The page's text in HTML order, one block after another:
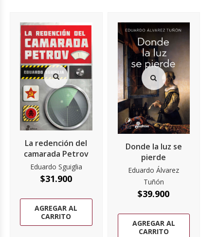
La redención del
camarada Petrov
Eduardo Sguiglia
$31.900
AGREGAR AL
CARRITO
Donde la luz se
pierde
Eduardo Álvarez
Tuñón
$39.900
AGREGAR AL
CARRITO